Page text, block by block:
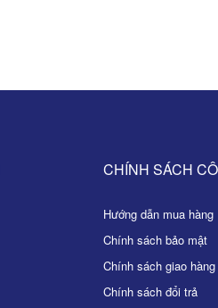
CHÍNH SÁCH
Hướng dẫn mua hàng
Chính sách bảo mật
Chính sách giao hàng
Chính sách đổi trả